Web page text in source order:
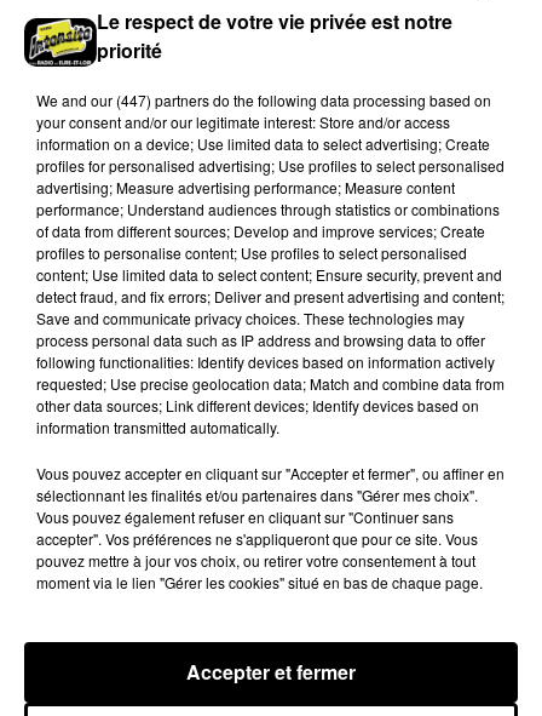
Loir-et-Cher : un pyromane interpellé grâce
au sang-froid des...
Samedi 25 juillet, plus d'une dizaine de feux de
champs et de sous-bois ont été déclenchés dans le
secteur de Fontaine-les-Côteaux, Montoire et Lunay.
Grâce...
LE GRAND FORMAT Voir plus
Le respect de votre vie privée est notre
priorité
We and our (447) partnersdo the following data processing based on
your consent and/or our legitimate interest: Store and/or access
information on a device; Use limited data to select advertising; Create
profiles for personalised advertising; Use profiles to select personalised
advertising; Measure advertising performance; Measure content
performance; Understand audiences through statistics or combinations
of data from different sources; Develop and improve services; Create
profiles to personalise content; Use profiles to select personalised
content; Use limited data to select content; Ensure security, prevent and
detect fraud, and fix errors; Deliver and present advertising and content;
Save and communicate privacy choices. These technologies may
process personal data such as IP address and browsing data to offer
following functionalities: Identify devices based on information actively
requested; Use precise geolocation data; Match and combine data from
other data sources; Link different devices; Identify devices based on
information transmitted automatically.
Vous pouvez accepter en cliquant sur "Accepter et fermer", ou affiner en
sélectionnant les finalités et/ou partenaires dans "Gérer mes choix".
Vous pouvez également refuser en cliquant sur "Continuer sans
accepter". Vos préférences ne s'appliqueront que pour ce site. Vous
pouvez mettre à jour vos choix, ou retirer votre consentement à tout
moment via le lien "Gérer les cookies" situé en bas de chaque page.
Accepter et fermer